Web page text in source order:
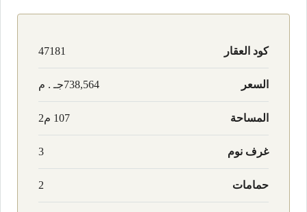
كود العقار 47181
السعر 738,564جـ . م
المساحة 107 م2
غرف نوم 3
حمامات 2